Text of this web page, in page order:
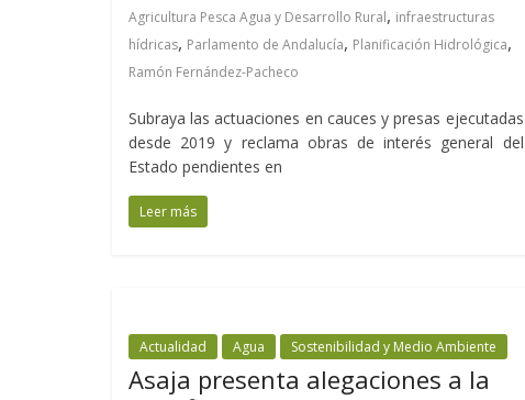
Agricultura Pesca Agua y Desarrollo Rural, infraestructuras
hídricas, Parlamento de Andalucía, Planificación Hidrológica,
Ramón Fernández-Pacheco
Subraya las actuaciones en cauces y presas ejecutadas
desde 2019 y reclama obras de interés general del
Estado pendientes en
Leer más
Actualidad Agua Sostenibilidad y Medio Ambiente
Asaja presenta alegaciones a la